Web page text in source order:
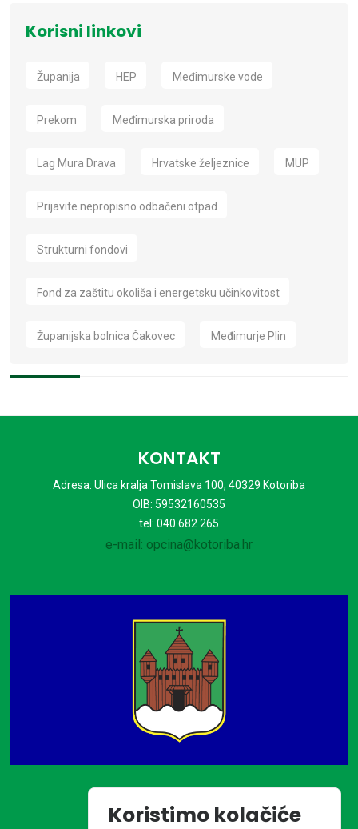
Korisni linkovi
Županija HEP Međimurske vode
Prekom Međimurska priroda
Lag Mura Drava Hrvatske željeznice MUP
Prijavite nepropisno odbačeni otpad
Strukturni fondovi
Fond za zaštitu okoliša i energetsku učinkovitost
Županijska bolnica Čakovec Međimurje Plin
KONTAKT
Adresa: Ulica kralja Tomislava 100, 40329 Kotoriba
OIB: 59532160535
tel: 040 682 265
e-mail: opcina@kotoriba.hr
Koristimo kolačiće